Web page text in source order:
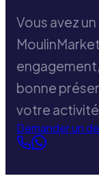
Vous avez
bonne
votre
Demander un